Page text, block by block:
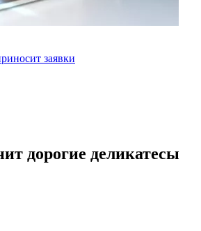
заявки
дорогие деликатесы